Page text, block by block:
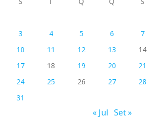
3
4 5 6 7
10
11 12 13 14
17
18 19 20 21
24
25 26 27 28
31
« Jul Set »